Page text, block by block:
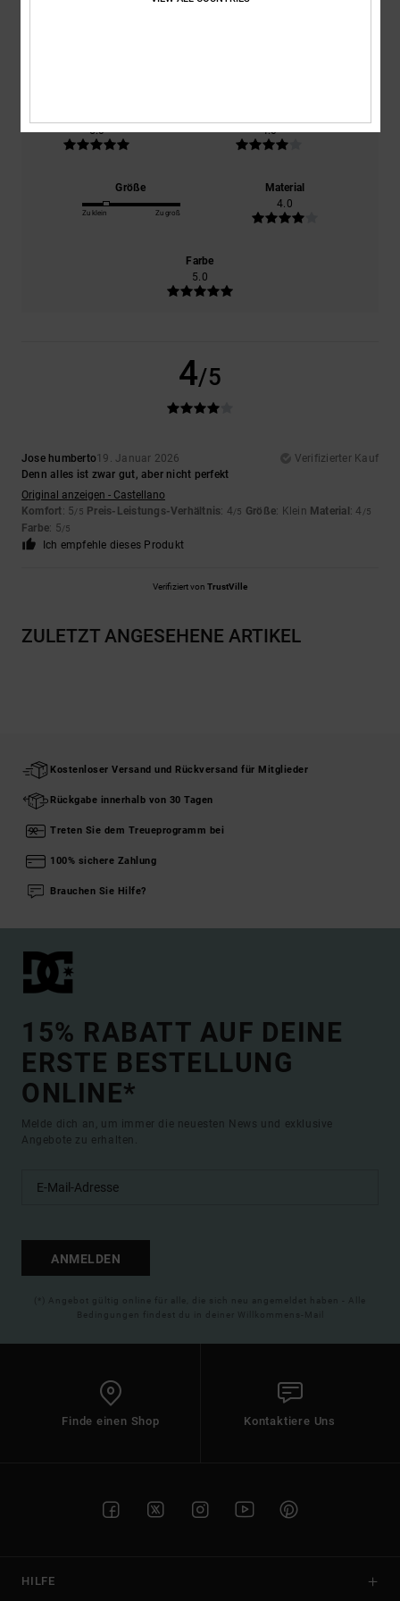
5.0
4.0
Größe
Zu klein Zu groß
Material
4.0
Farbe
5.0
4/5
Jose humberto19. Januar 2026
Verifizierter Kauf
Denn alles ist zwar gut, aber nicht perfekt
Original anzeigen - Castellano
Komfort: 5/5 Preis-Leistungs-Verhältnis: 4/5 Größe: Klein Material : 4 /5
Farbe: 5/5
Ich empfehle dieses Produkt
Verifiziert von TrustVille
ZULETZT ANGESEHENE ARTIKEL
Kostenloser Versand und Rückversand für Mitglieder
Rückgabe innerhalb von 30 Tagen
Treten Sie dem Treueprogramm bei
100% sichere Zahlung
Brauchen Sie Hilfe?
15% RABATT AUF DEINE
ERSTE BESTELLUNG
ONLINE*
Melde dich an, um immer die neuesten News und exklusive
Angebote zu erhalten.
ANMELDEN
(*) Angebot gültig online für alle, die sich neu angemeldet haben - Alle
Bedingungen findest du in deiner Willkommens-Mail
Finde einen Shop Kontaktiere Uns
HILFE